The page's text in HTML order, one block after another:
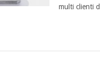
multi clienti